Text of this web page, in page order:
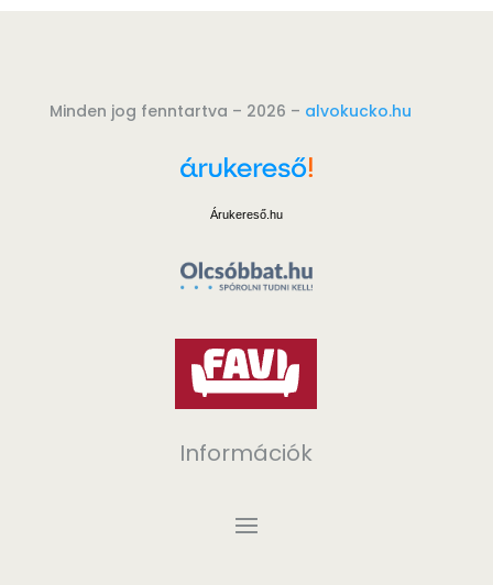
Minden jog fenntartva – 2026 – alvokucko.hu
Árukereső.hu
Információk